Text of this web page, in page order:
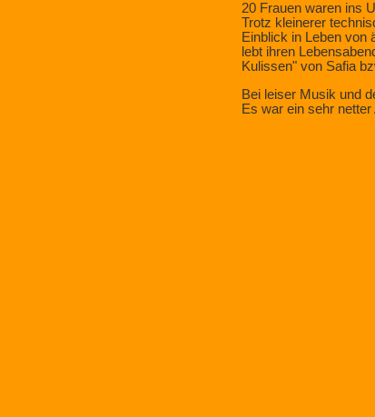
20 Frauen waren ins
Trotz kleinerer
Einblick in Leben von
lebt ihren
Kulissen" von Safia
Bei leiser Musik und
Es war ein sehr